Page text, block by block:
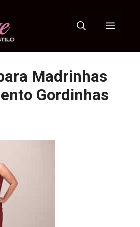
Menu
Madrinhas
Gordinhas